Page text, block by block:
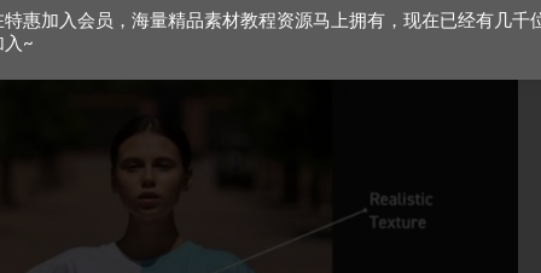
特惠加入会员，海量精品素材教程资源马上拥有，现在已经有几千
入~